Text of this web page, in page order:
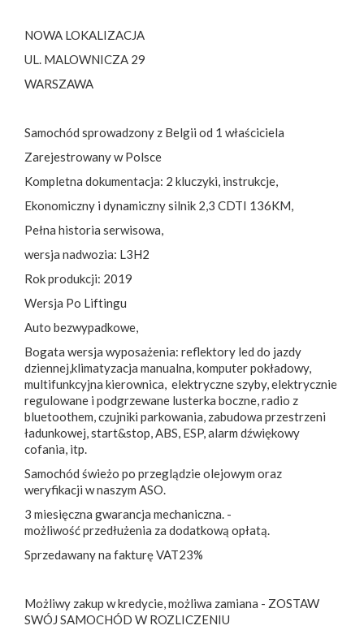
NOWA LOKALIZACJA
UL. MALOWNICZA 29
WARSZAWA
Samochód sprowadzony z Belgii od 1 właściciela
Zarejestrowany w Polsce
Kompletna dokumentacja: 2 kluczyki, instrukcje,
Ekonomiczny i dynamiczny silnik 2,3 CDTI 136KM,
Pełna historia serwisowa,
wersja nadwozia: L3H2
Rok produkcji: 2019
Wersja Po Liftingu
Auto bezwypadkowe,
Bogata wersja wyposażenia: reflektory led do jazdy
dziennej,klimatyzacja manualna, komputer pokładowy,
multifunkcyjna kierownica, elektryczne szyby, elektrycznie
regulowane i podgrzewane lusterka boczne, radio z
bluetoothem, czujniki parkowania, zabudowa przestrzeni
ładunkowej, start&stop, ABS, ESP, alarm dźwiękowy
cofania, itp.
Samochód świeżo po przeglądzie olejowym oraz
weryfikacji w naszym ASO.
3 miesięczna gwarancja mechaniczna. -
możliwość przedłużenia za dodatkową opłatą.
Sprzedawany na fakturę VAT23%
Możliwy zakup w kredycie, możliwa zamiana - ZOSTAW
SWÓJ SAMOCHÓD W ROZLICZENIU